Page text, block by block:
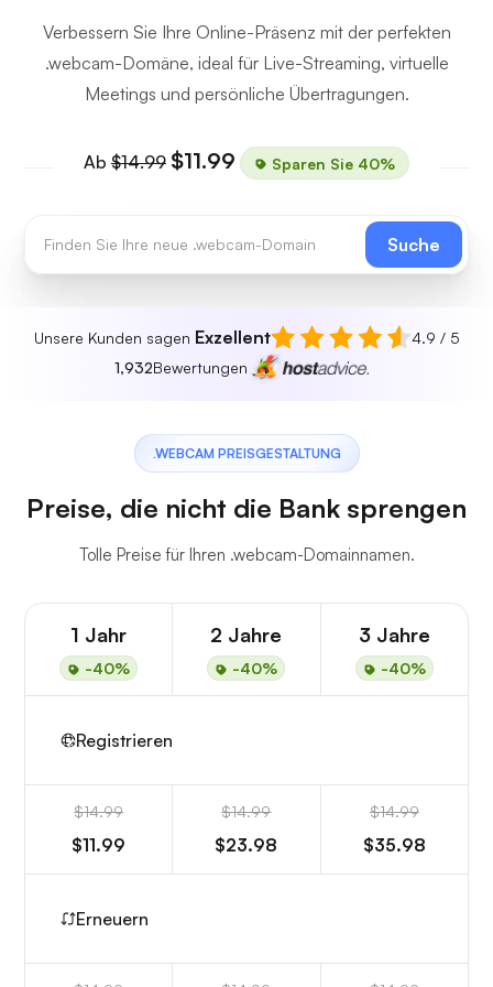
Verbessern Sie Ihre Online-Präsenz mit der perfekten
.webcam-Domäne, ideal für Live-Streaming, virtuelle
Meetings und persönliche Übertragungen.
Ab $14.99 $11.99 Sparen Sie 40%
Suche
Unsere Kunden sagen Exzellent
4.9 / 5
1,932Bewertungen
.WEBCAM PREISGESTALTUNG
Preise, die nicht die Bank sprengen
Tolle Preise für Ihren .webcam-Domainnamen.
1 Jahr
-40%
2 Jahre
-40%
3 Jahre
-40%
Registrieren
$14.99
$11.99
$14.99
$23.98
$14.99
$35.98
Erneuern